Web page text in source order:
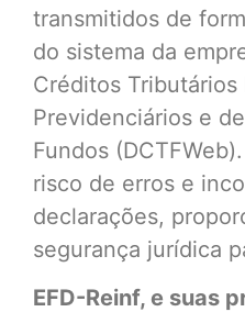
transmitidos de
do sistema da
Créditos Tributários
Previdenciários e
Fundos
risco de erros e
declarações,
segurança jurídica
EFD-Reinf, e suas